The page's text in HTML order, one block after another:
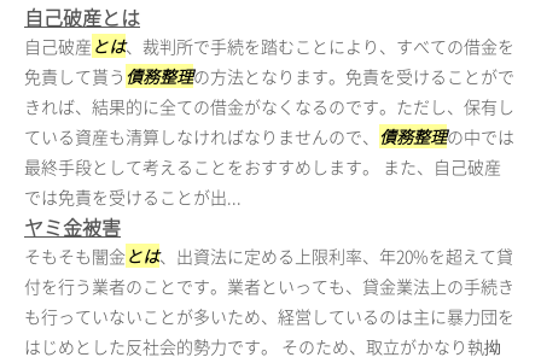
自己破産とは
自己破産 とは、裁判所で手続を踏むことにより、すべての借金を
免責して貰う 債務整理の方法となります。免責を受けることがで
きれば、結果的に全ての借金がなくなるのです。ただし、保有し
ている資産も清算しなければなりませんので、 債務整理の中では
最終手段として考えることをおすすめします。 また、自己破産
では免責を受けることが出...
ヤミ金被害
そもそも闇金とは、出資法に定める上限利率、年20%を超えて貸
付を行う業者のことです。業者といっても、貸金業法上の手続き
も行っていないことが多いため、経営しているのは主に暴力団を
はじめとした反社会的勢力です。 そのため、取立がかなり執拗